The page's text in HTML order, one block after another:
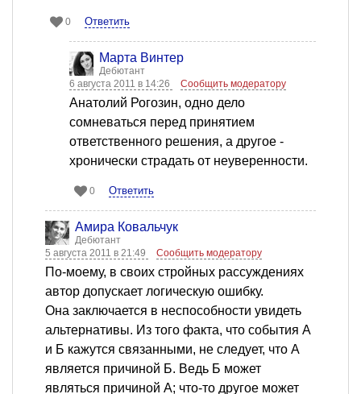
0 Ответить
Марта Винтер
Дебютант
6 августа 2011 в 14:26
Сообщить модератору
Анатолий Рогозин, одно дело
сомневаться перед принятием
ответственного решения, а другое -
хронически страдать от неуверенности.
0 Ответить
Амира Ковальчук
Дебютант
5 августа 2011 в 21:49
Сообщить модератору
По-моему, в своих стройных рассуждениях
автор допускает логическую ошибку.
Она заключается в неспособности увидеть
альтернативы. Из того факта, что события А
и Б кажутся связанными, не следует, что А
является причиной Б. Ведь Б может
являться причиной А; что-то другое может